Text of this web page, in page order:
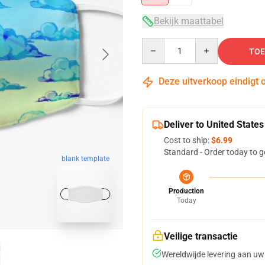
blank template
Bekijk maattabel
Deze uitverkoop eindigt
Deliver to United States
Cost to ship:$6.99
Standard - Order today to
Production
Today
Veilige transactie
Wereldwijde levering aan